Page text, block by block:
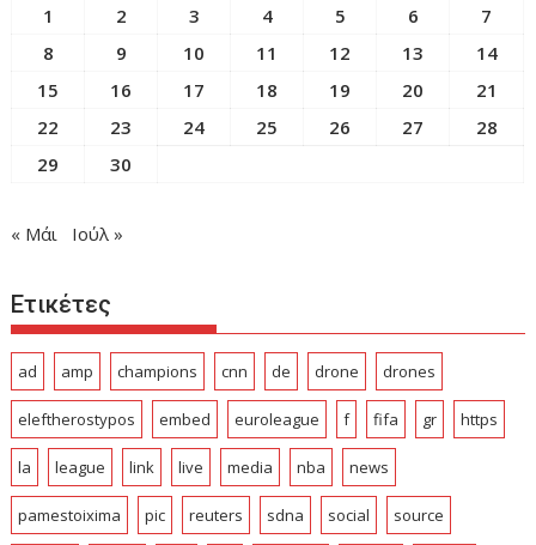
1
2 3 4 5 6
7
8
9 10 11 12 13
14
15
16 17 18 19 20
21
22
23 24 25 26 27
28
29
30
« Μάι Ιούλ »
Ετικέτες
ad amp champions cnn de drone drones
eleftherostypos embed euroleague f fifa gr https
la league link live media nba news
pamestoixima pic reuters sdna social source